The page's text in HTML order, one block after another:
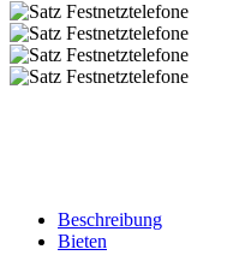
Beschreibung
Bieten